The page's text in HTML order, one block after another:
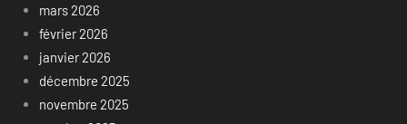
mars 2026
février 2026
janvier 2026
décembre 2025
novembre 2025